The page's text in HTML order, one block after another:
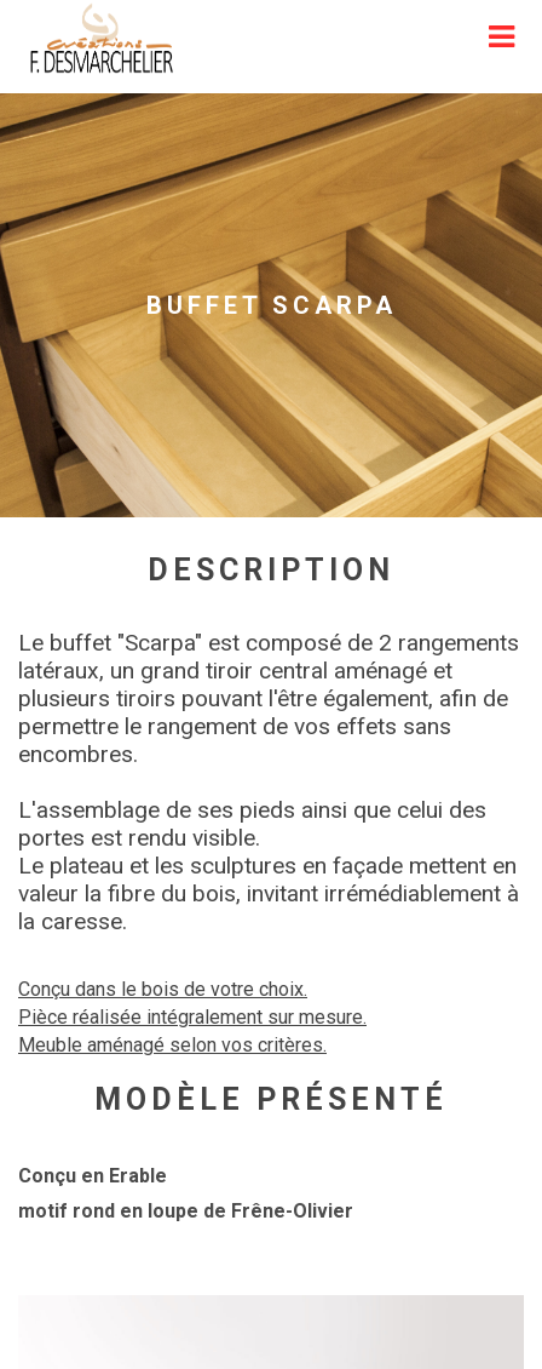
BUFFET SCARPA
DESCRIPTION
Le buffet "Scarpa" est composé de 2 rangements
latéraux, un grand tiroir central aménagé et
plusieurs tiroirs pouvant l'être également, afin de
permettre le rangement de vos effets sans
encombres.
L'assemblage de ses pieds ainsi que celui des
portes est rendu visible.
Le plateau et les sculptures en façade mettent en
valeur la fibre du bois, invitant irrémédiablement à
la caresse.
Conçu dans le bois de votre choix.
Pièce réalisée intégralement sur mesure.
Meuble aménagé selon vos critères.
MODÈLE PRÉSENTÉ
Conçu en Erable
motif rond en loupe de Frêne-Olivier